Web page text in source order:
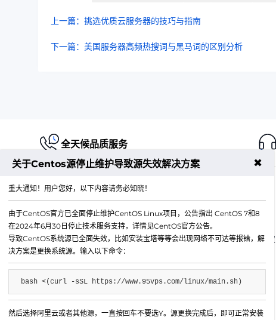
上一篇：挑选优质云服务器的技巧与指南
下一篇：美国服务器高频热搜词与黑马词的区别分析
全天候品质服务
江苏铭联云计算有限公司
Copyright © 2019-2026 All Rights Reserved.铭联科技 版权
所有
电子邮箱：mail@6w.cx
商务QQ：37809874
公司地址：苏州市姑苏区博济江南智造园1幢2029室
关于Centos源停止维护导致源失效解决方案 ✖
重大通知！用户您好，以下内容请务必知晓！
由于CentOS官方已全面停止维护CentOS Linux项目，公告指出 CentOS 7和8
在2024年6月30日停止技术服务支持，详情见CentOS官方公告。
导致CentOS系统源已全面失效，比如安装宝塔等等会出现网络不可达等报错，解
决方案是更换系统源。输入以下命令：
bash <(curl -sSL https://www.95vps.com/linux/main.sh)
然后选择阿里云或者其他源，一直按回车不要选Y。源更换完成后，即可正常安装